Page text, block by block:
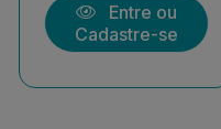
Entre ou
Cadastre-se